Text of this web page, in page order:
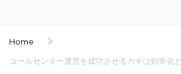
Home
コールセンター運営を成功させるカギは効率化